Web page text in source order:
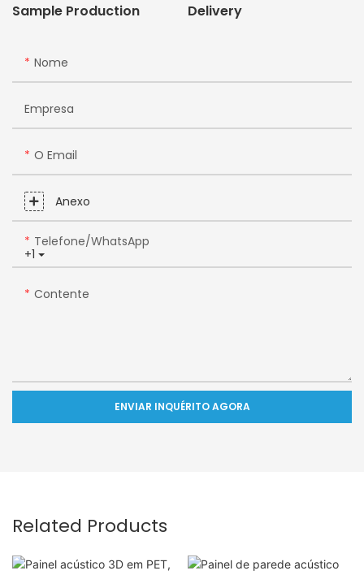
Sample Production Delivery
Nome
Empresa
O Email
Anexo
+1
Telefone/WhatsApp
Contente
ENVIAR INQUÉRITO AGORA
Related Products